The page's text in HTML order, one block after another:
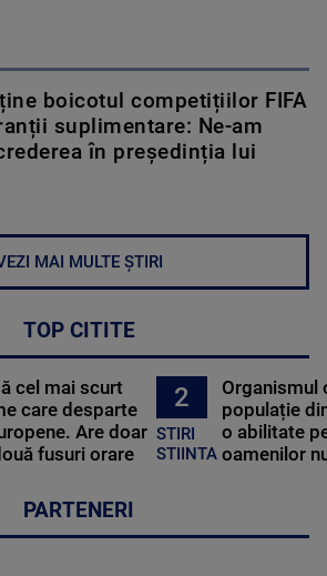
boicotul competițiilor FIFA
suplimentare: Ne-am
în președinția lui
MAI MULTE ȘTIRI
TOP CITITE
cel mai scurt
care desparte
Are doar
fusuri orare
2
STIRI
STIINTA
Organismul
populație
o abilitate
oamenilor
PARTENERI